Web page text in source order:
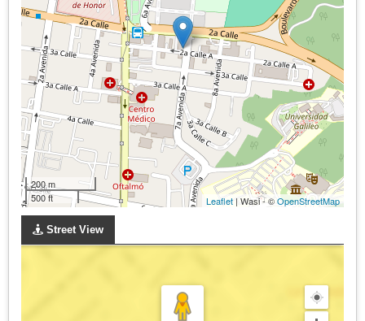
200 m
500 ft
Leaflet | Wasi - ©OpenStreetMap
Street View